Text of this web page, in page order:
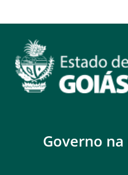
Governo